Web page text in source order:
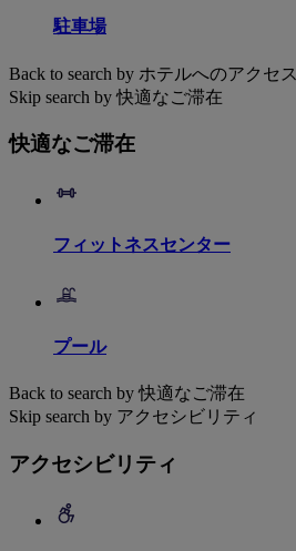
駐車場
Back to search by ホテルへのアクセス
Skip search by 快適なご滞在
快適なご滞在
フィットネスセンター
プール
Back to search by 快適なご滞在
Skip search by アクセシビリティ
アクセシビリティ